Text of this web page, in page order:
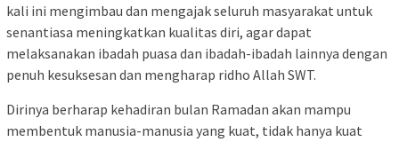
kali ini mengimbau dan mengajak seluruh masyarakat untuk
senantiasa meningkatkan kualitas diri, agar dapat
melaksanakan ibadah puasa dan ibadah-ibadah lainnya dengan
penuh kesuksesan dan mengharap ridho Allah SWT.
Dirinya berharap kehadiran bulan Ramadan akan mampu
membentuk manusia-manusia yang kuat, tidak hanya kuat